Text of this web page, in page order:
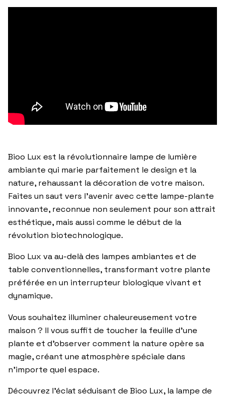
Bioo Lux est la révolutionnaire lampe de lumière
ambiante qui marie parfaitement le design et la
nature, rehaussant la décoration de votre maison.
Faites un saut vers l’avenir avec cette lampe-plante
innovante, reconnue non seulement pour son attrait
esthétique, mais aussi comme le début de la
révolution biotechnologique.
Bioo Lux va au-delà des lampes ambiantes et de
table conventionnelles, transformant votre plante
préférée en un interrupteur biologique vivant et
dynamique.
Vous souhaitez illuminer chaleureusement votre
maison ? Il vous suffit de toucher la feuille d’une
plante et d’observer comment la nature opère sa
magie, créant une atmosphère spéciale dans
n’importe quel espace.
Découvrez l’éclat séduisant de Bioo Lux, la lampe de